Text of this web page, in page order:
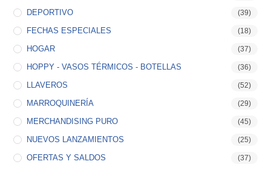
DEPORTIVO (39)
FECHAS ESPECIALES (18)
HOGAR (37)
HOPPY - VASOS TÉRMICOS - BOTELLAS (36)
LLAVEROS (52)
MARROQUINERÍA (29)
MERCHANDISING PURO (45)
NUEVOS LANZAMIENTOS (25)
OFERTAS Y SALDOS (37)